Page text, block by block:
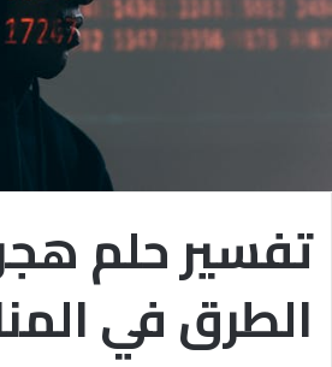
تفسير حلم
الطرق في